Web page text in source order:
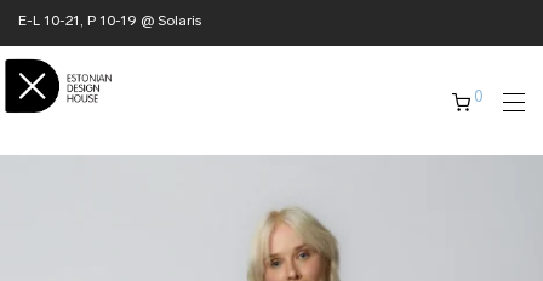
E-L 10-21, P 10-19 @ Solaris
0